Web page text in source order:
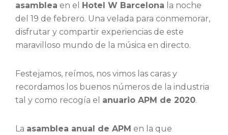
asamblea en el Hotel W Barcelona la noche
del 19 de febrero. Una velada para conmemorar,
disfrutar y compartir experiencias de este
maravilloso mundo de la música en directo.
Festejamos, reímos, nos vimos las caras y
recordamos los buenos números de la industria
tal y como recogía el anuario APM de 2020.
La asamblea anual de APM en la que